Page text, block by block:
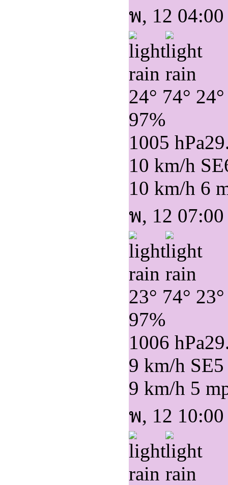
พ, 12 04:00
24° 74° 24°
97%
1005 hPa
10 km/h SE
10 km/h 6
พ, 12 07:00
23° 74° 23°
97%
1006 hPa
9 km/h SE
9 km/h 5
พ, 12 10:00